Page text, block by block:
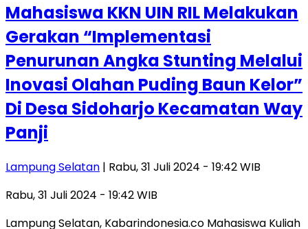
Mahasiswa KKN UIN RIL Melakukan
Gerakan “Implementasi
Penurunan Angka Stunting Melalui
Inovasi Olahan Puding Baun Kelor”
Di Desa Sidoharjo Kecamatan Way
Panji
Lampung Selatan | Rabu, 31 Juli 2024 - 19:42 WIB
Rabu, 31 Juli 2024 - 19:42 WIB
Lampung Selatan, Kabarindonesia.co Mahasiswa Kuliah